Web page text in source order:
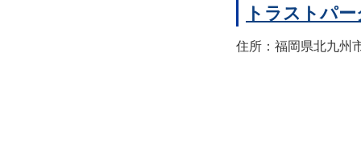
トラストパ
住所：福岡県北九州